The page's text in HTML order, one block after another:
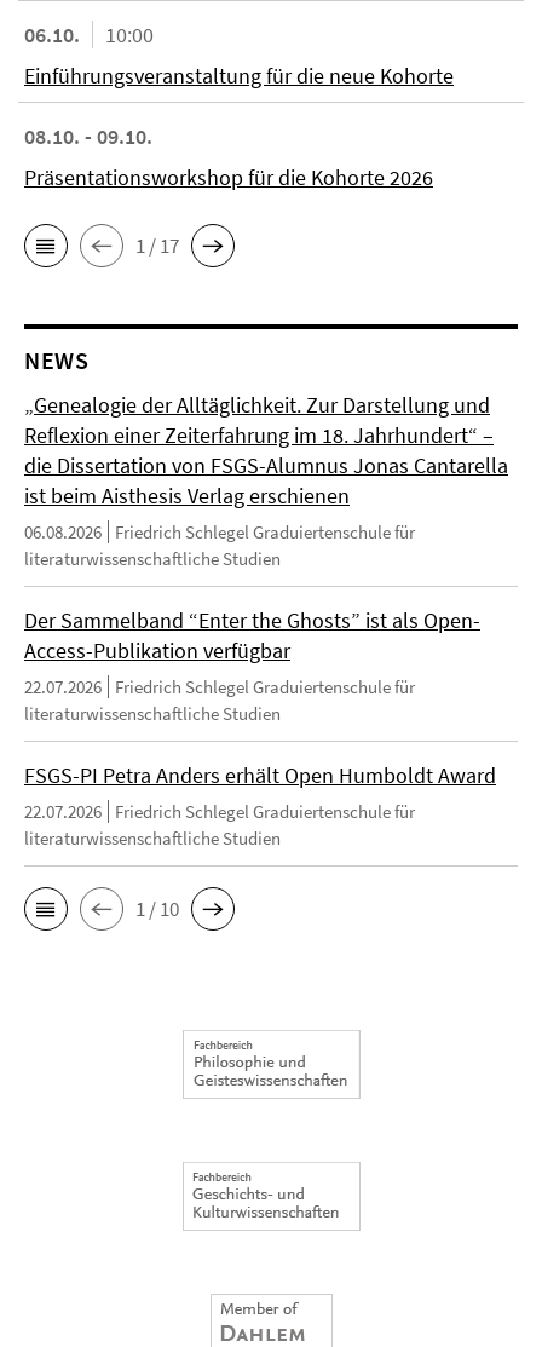
06.10.
10:00
Einführungsveranstaltung für die neue Kohorte
08.10. - 09.10.
Präsentationsworkshop für die Kohorte 2026
1 / 17
NEWS
„Genealogie der Alltäglichkeit. Zur Darstellung und
Reflexion einer Zeiterfahrung im 18. Jahrhundert“ –
die Dissertation von FSGS-Alumnus Jonas Cantarella
ist beim Aisthesis Verlag erschienen
06.08.2026
Friedrich Schlegel Graduiertenschule für
literaturwissenschaftliche Studien
Der Sammelband “Enter the Ghosts” ist als Open-
Access-Publikation verfügbar
22.07.2026
Friedrich Schlegel Graduiertenschule für
literaturwissenschaftliche Studien
FSGS-PI Petra Anders erhält Open Humboldt Award
22.07.2026
Friedrich Schlegel Graduiertenschule für
literaturwissenschaftliche Studien
1 / 10